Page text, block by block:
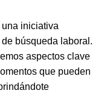
una iniciativa
búsqueda laboral.
aspectos clave
que pueden